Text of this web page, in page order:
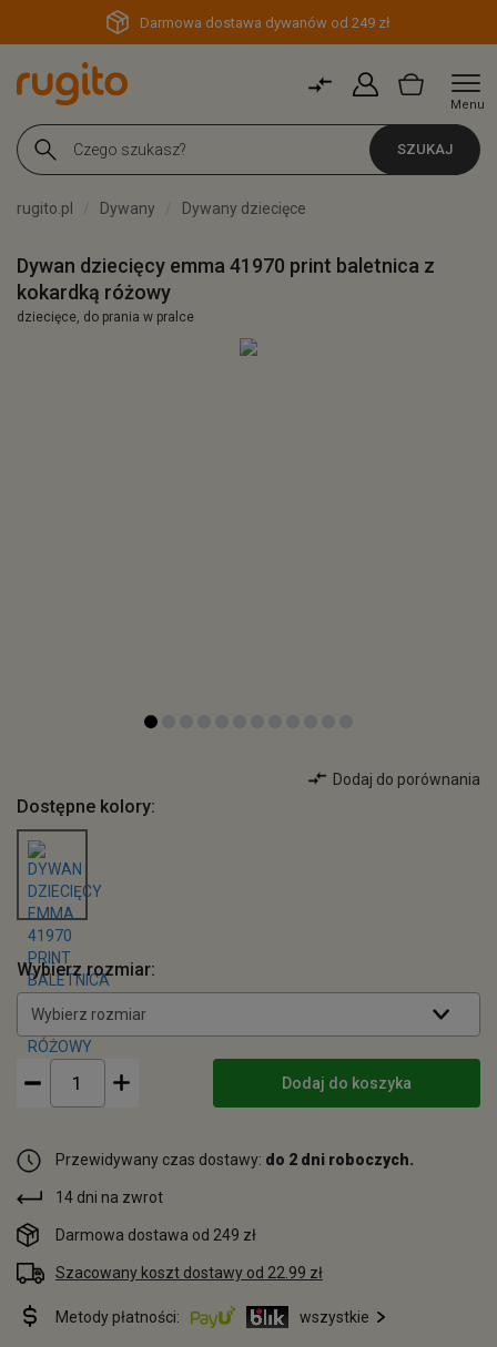
Darmowa dostawa dywanów od 249 zł
Menu
SZUKAJ
rugito.pl Dywany Dywany dziecięce
Dywan dziecięcy emma 41970 print baletnica z
kokardką różowy
dziecięce, do prania w pralce
Dodaj do porównania
Dostępne kolory:
Wybierz rozmiar:
Wybierz rozmiar
Dodaj do koszyka
Przewidywany czas dostawy: do 2 dni roboczych.
14 dni na zwrot
Darmowa dostawa od 249 zł
Szacowany koszt dostawy od 22.99 zł
Metody płatności: wszystkie